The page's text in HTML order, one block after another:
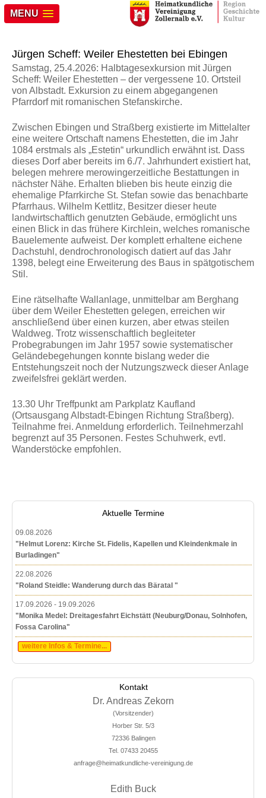
MENU
Jürgen Scheff: Weiler Ehestetten bei Ebingen
Samstag, 25.4.2026: Halbtagesexkursion mit Jürgen
Scheff: Weiler Ehestetten – der vergessene 10. Ortsteil
von Albstadt. Exkursion zu einem abgegangenen
Pfarrdorf mit romanischen Stefanskirche.
Zwischen Ebingen und Straßberg existierte im Mittelalter
eine weitere Ortschaft namens Ehestetten, die im Jahr
1084 erstmals als „Estetin“ urkundlich erwähnt ist. Dass
dieses Dorf aber bereits im 6./7. Jahrhundert existiert hat,
belegen mehrere merowingerzeitliche Bestattungen in
nächster Nähe. Erhalten blieben bis heute einzig die
ehemalige Pfarrkirche St. Stefan sowie das benachbarte
Pfarrhaus. Wilhelm Kettlitz, Besitzer dieser heute
landwirtschaftlich genutzten Gebäude, ermöglicht uns
einen Blick in das frühere Kirchlein, welches romanische
Bauelemente aufweist. Der komplett erhaltene eichene
Dachstuhl, dendrochronologisch datiert auf das Jahr
1398, belegt eine Erweiterung des Baus in spätgotischem
Stil.
Eine rätselhafte Wallanlage, unmittelbar am Berghang
über dem Weiler Ehestetten gelegen, erreichen wir
anschließend über einen kurzen, aber etwas steilen
Waldweg. Trotz wissenschaftlich begleiteter
Probegrabungen im Jahr 1957 sowie systematischer
Geländebegehungen konnte bislang weder die
Entstehungszeit noch der Nutzungszweck dieser Anlage
zweifelsfrei geklärt werden.
13.30 Uhr Treffpunkt am Parkplatz Kaufland
(Ortsausgang Albstadt-Ebingen Richtung Straßberg).
Teilnahme frei. Anmeldung erforderlich. Teilnehmerzahl
begrenzt auf 35 Personen. Festes Schuhwerk, evtl.
Wanderstöcke empfohlen.
Aktuelle Termine
09.08.2026
"Helmut Lorenz: Kirche St. Fidelis, Kapellen und Kleindenkmale in
Burladingen"
22.08.2026
"Roland Steidle: Wanderung durch das Bäratal "
17.09.2026 - 19.09.2026
"Monika Medel: Dreitagesfahrt Eichstätt (Neuburg/Donau, Solnhofen,
Fossa Carolina"
weitere Infos & Termine...
Kontakt
Dr. Andreas Zekorn
(Vorsitzender)
Horber Str. 5/3
72336 Balingen
Tel. 07433 20455
anfrage@heimatkundliche-vereinigung.de
Edith Buck